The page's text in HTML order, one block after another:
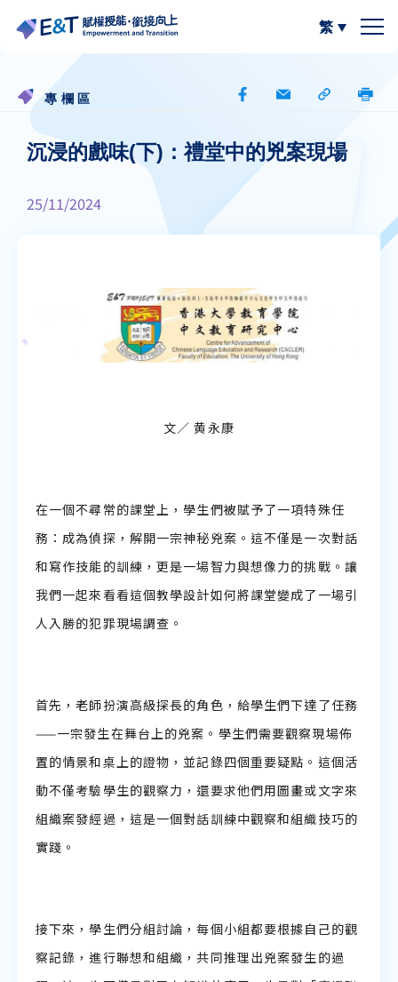
計劃內容
計劃成員
最新動態
計劃活動與發展
關於比賽
2024-25
作品集
資源區
閲讀教學資源
寫作教學資源
A A
繁
專欄區
沉浸的戲味(下)：禮堂中的兇案現場
25/11/2024
文／ 黄永康
在一個不尋常的課堂上，學生們被賦予了一項特殊任
務：成為偵探，解開一宗神秘兇案。這不僅是一次對話
和寫作技能的訓練，更是一場智力與想像力的挑戰。讓
我們一起來看看這個教學設計如何將課堂變成了一場引
人入勝的犯罪現場調查。
首先，老師扮演高級探長的角色，給學生們下達了任務
——一宗發生在舞台上的兇案。學生們需要觀察現場佈
置的情景和桌上的證物，並記錄四個重要疑點。這個活
動不僅考驗學生的觀察力，還要求他們用圖畫或文字來
組織案發經過，這是一個對話訓練中觀察和組織技巧的
實踐。
接下來，學生們分組討論，每個小組都要根據自己的觀
察記錄，進行聯想和組織，共同推理出兇案發生的過